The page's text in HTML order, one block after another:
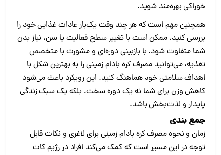
خوراکی بهره‌مند شوید.
همچنین مهم است که هر چند وقت یک‌بار عادات غذایی خود را
بررسی کنید. ممکن است با تغییر سطح فعالیت یا سن، نیاز بدن
شما متفاوت شود. با بازبینی دوره‌ای و مشورت با متخصص
تغذیه، می‌توانید مصرف کره بادام‌ زمینی را به بهترین شکل با
اهداف سلامتی خود هماهنگ کنید. این رویکرد باعث می‌شود
کاهش وزن برای شما نه یک دوره سخت، بلکه یک سبک زندگی
پایدار و لذت‌بخش باشد.
جمع بندی
زمان و نحوه مصرف کره بادام زمینی برای لاغری و نکات قابل
توجه در این مسیر است که کمک می‌کند افراد در رژیم کات